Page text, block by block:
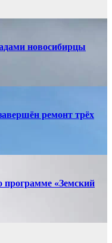
новосибирцы
ремонт трёх
программе «Земский